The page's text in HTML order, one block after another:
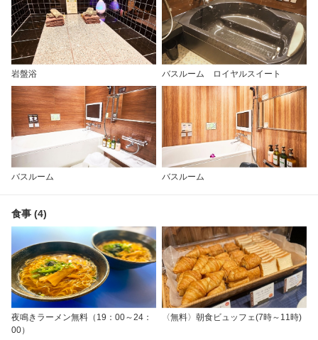
岩盤浴 バスルーム ロイヤルスイート
バスルーム バスルーム
食事 (4)
夜鳴きラーメン無料（19：00～24：
00）
〈無料〉朝食ビュッフェ(7時～11時)